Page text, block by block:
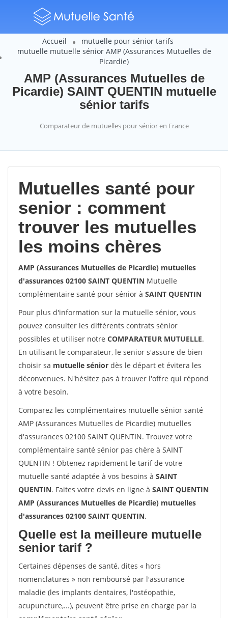
Accueil
mutuelle pour sénior tarifs
mutuelle mutuelle sénior AMP (Assurances Mutuelles de
Picardie)
AMP (Assurances Mutuelles de
Picardie) SAINT QUENTIN mutuelle
sénior tarifs
Comparateur de mutuelles pour sénior en France
Mutuelles santé pour
senior : comment
trouver les mutuelles
les moins chères
AMP (Assurances Mutuelles de Picardie) mutuelles
d'assurances 02100 SAINT QUENTIN Mutuelle
complémentaire santé pour sénior à SAINT QUENTIN
Pour plus d'information sur la mutuelle sénior, vous
pouvez consulter les différents contrats sénior
possibles et utiliser notre COMPARATEUR MUTUELLE.
En utilisant le comparateur, le senior s'assure de bien
choisir sa mutuelle sénior dès le départ et évitera les
déconvenues. N'hésitez pas à trouver l'offre qui répond
à votre besoin.
Comparez les complémentaires mutuelle sénior santé
AMP (Assurances Mutuelles de Picardie) mutuelles
d'assurances 02100 SAINT QUENTIN. Trouvez votre
complémentaire santé sénior pas chère à SAINT
QUENTIN ! Obtenez rapidement le tarif de votre
mutuelle santé adaptée à vos besoins à SAINT
QUENTIN. Faites votre devis en ligne à SAINT QUENTIN
AMP (Assurances Mutuelles de Picardie) mutuelles
d'assurances 02100 SAINT QUENTIN.
Quelle est la meilleure mutuelle
senior tarif ?
Certaines dépenses de santé, dites « hors
nomenclatures » non remboursé par l'assurance
maladie (les implants dentaires, l'ostéopathie,
acupuncture,...), peuvent être prise en charge par la